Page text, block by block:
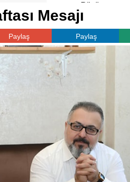
Büyüyor
Mesajı
Paylaş Paylaş